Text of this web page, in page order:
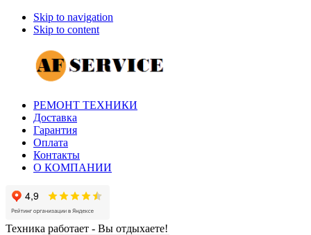
Skip to navigation
Skip to content
РЕМОНТ ТЕХНИКИ
Доставка
Гарантия
Оплата
Контакты
О КОМПАНИИ
Техника работает - Вы отдыхаете!